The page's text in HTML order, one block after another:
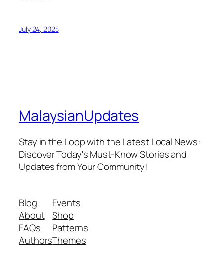
July 24, 2025
MalaysianUpdates
Stay in the Loop with the Latest Local News:
Discover Today's Must-Know Stories and
Updates from Your Community!
Blog
About
FAQs
Authors
Events
Shop
Patterns
Themes